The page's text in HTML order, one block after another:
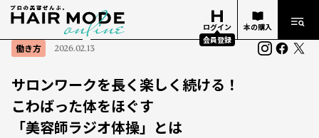
ログイン
会員登録
本の購入
働き方 2026.02.13
サロンワークを長く楽しく続ける！
こわばった体をほぐす
「美容師ラジオ体操」とは